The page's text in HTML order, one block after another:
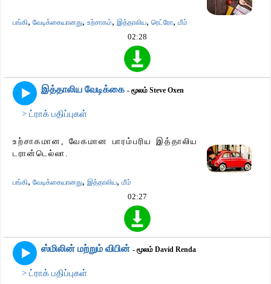
பங்கி, வேடிக்கையானது, உற்சாகம், இத்தாலிய, ரெட்ரோ, மீம்
02:28
இத்தாலிய வேடிக்கை - மூலம் Steve Oxen
> ட்ராக் பதிப்புகள்
உற்சாகமான, வேகமான பாரம்பரிய இத்தாலிய
டரான்டெல்லா.
பங்கி, வேடிக்கையானது, இத்தாலிய, மீம்
02:27
ஸ்மிலின் மற்றும் விபின் - மூலம் David Renda
> ட்ராக் பதிப்புகள்